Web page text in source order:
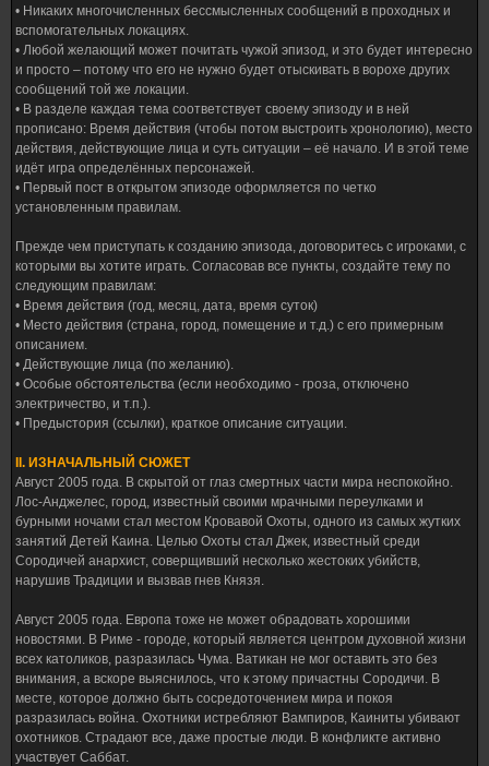
• Никаких многочисленных бессмысленных сообщений в проходных и
вспомогательных локациях.
• Любой желающий может почитать чужой эпизод, и это будет интересно
и просто – потому что его не нужно будет отыскивать в ворохе других
сообщений той же локации.
• В разделе каждая тема соответствует своему эпизоду и в ней
прописано: Время действия (чтобы потом выстроить хронологию), место
действия, действующие лица и суть ситуации – её начало. И в этой теме
идёт игра определённых персонажей.
• Первый пост в открытом эпизоде оформляется по четко
установленным правилам.
Прежде чем приступать к созданию эпизода, договоритесь с игроками, с
которыми вы хотите играть. Согласовав все пункты, создайте тему по
следующим правилам:
• Время действия (год, месяц, дата, время суток)
• Место действия (страна, город, помещение и т.д.) с его примерным
описанием.
• Действующие лица (по желанию).
• Особые обстоятельства (если необходимо - гроза, отключено
электричество, и т.п.).
• Предыстория (ссылки), краткое описание ситуации.
II. ИЗНАЧАЛЬНЫЙ СЮЖЕТ
Август 2005 года. В скрытой от глаз смертных части мира неспокойно.
Лос-Анджелес, город, известный своими мрачными переулками и
бурными ночами стал местом Кровавой Охоты, одного из самых жутких
занятий Детей Каина. Целью Охоты стал Джек, известный среди
Сородичей анархист, соверщивший несколько жестоких убийств,
нарушив Традиции и вызвав гнев Князя.
Август 2005 года. Европа тоже не может обрадовать хорошими
новостями. В Риме - городе, который является центром духовной жизни
всех католиков, разразилась Чума. Ватикан не мог оставить это без
внимания, а вскоре выяснилось, что к этому причастны Сородичи. В
месте, которое должно быть сосредоточением мира и покоя
разразилась война. Охотники истребляют Вампиров, Каиниты убивают
охотников. Страдают все, даже простые люди. В конфликте активно
участвует Саббат.